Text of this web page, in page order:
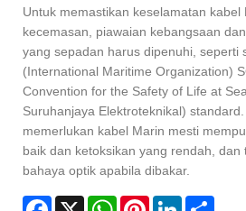
Untuk memastikan keselamatan kabel
kecemasan, piawaian kebangsaan
yang sepadan harus dipenuhi, seperti
(International Maritime Organization)
Convention for the Safety of Life at
Suruhanjaya Elektroteknikal)
memerlukan kabel Marin mesti
baik dan ketoksikan yang rendah, dan
bahaya optik apabila dibakar.
Facebook
X WhatsAppPinterestLinkedIn